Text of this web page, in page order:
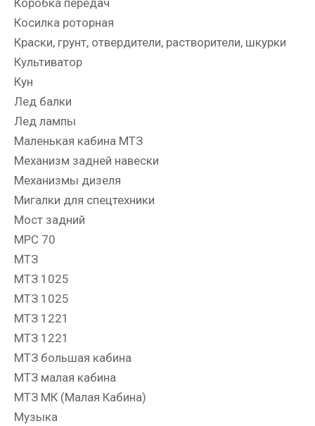
Косилка роторная
Краски, грунт, отвердители, растворители, шкурки
Культиватор
Кун
Лед балки
Лед лампы
Маленькая кабина МТЗ
Механизм задней навески
Механизмы дизеля
Мигалки для спецтехники
Мост задний
МРС 70
МТЗ
МТЗ 1025
МТЗ 1025
МТЗ 1221
МТЗ 1221
МТЗ большая кабина
МТЗ малая кабина
МТЗ МК (Малая Кабина)
Музыка